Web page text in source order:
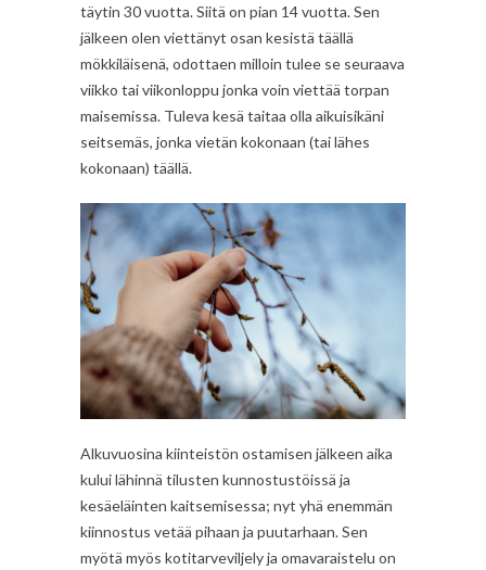
täytin 30 vuotta. Siitä on pian 14 vuotta. Sen
jälkeen olen viettänyt osan kesistä täällä
mökkiläisenä, odottaen milloin tulee se seuraava
viikko tai viikonloppu jonka voin viettää torpan
maisemissa. Tuleva kesä taitaa olla aikuisikäni
seitsemäs, jonka vietän kokonaan (tai lähes
kokonaan) täällä.
Alkuvuosina kiinteistön ostamisen jälkeen aika
kului lähinnä tilusten kunnostustöissä ja
kesäeläinten kaitsemisessa; nyt yhä enemmän
kiinnostus vetää pihaan ja puutarhaan. Sen
myötä myös kotitarveviljely ja omavaraistelu on